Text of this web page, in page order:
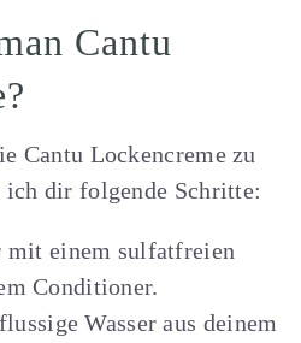
Cantu
Cantu Lockencreme zu
ich dir folgende Schritte:
mit einem sulfatfreien
Conditioner.
Wasser aus deinem